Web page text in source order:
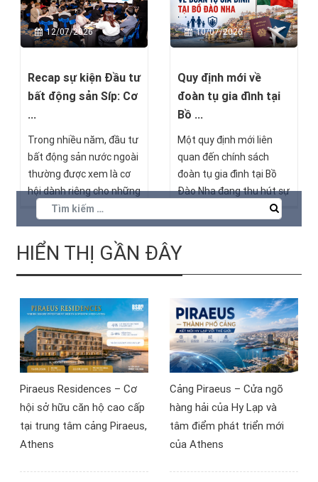
cư trú. Những con số này
cho thấy UAE vẫn duy trì
sức hấp dẫn mạnh mẽ
nhân và chuyên gia quốc
tế, ngay cả trong bối
tin vui không chỉ với chính
phủ Síp, mà còn là tín
hiệu đáng chú ý với bất
các cơ hội đầu tư ở quốc
đảo Địa Trung Hải này.
12/07/2026
Recap sự kiện Đầu tư
bất động sản Síp: Cơ
...
Trong nhiều năm, đầu tư
bất động sản nước ngoài
thường được xem là cơ
hội dành riêng cho những
nhà đầu tư sở hữu nguồn
vốn lớn và kinh nghiệm
quốc tế. Tuy nhiên, sau
khi tham dự sự kiện “Đầu
tư bất động sản Síp – Tài
EUR, quyền cư trú toàn
cầu” do BSOP tổ chức tại
Hà Nội ngày 11/7/2026,
nhiều nhà đầu tư đã có
tiếp cận thị trường bất
động sản châu Âu.
10/07/2026
Quy định mới về
đoàn tụ gia đình tại
Bồ ...
Một quy định mới liên
quan đến chính sách
đoàn tụ gia đình tại Bồ
Đào Nha đang thu hút sự
quan tâm của nhiều nhà
đầu tư quốc tế, đặc biệt
châu Âu.
HIỂN THỊ GẦN ĐÂY
Piraeus Residences – Cơ
hội sở hữu căn hộ cao cấp
tại trung tâm cảng Piraeus,
Athens
Cảng Piraeus – Cửa ngõ
hàng hải của Hy Lạp và
tâm điểm phát triển mới
của Athens